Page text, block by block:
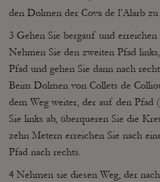
den Dolmen der Cova de l’Alarb
3 Gehen Sie bergauf und
Nehmen Sie den zweiten Pfad
Pfad und gehen Sie dann nach
Beim Dolmen von Collets de
dem Weg weiter, der auf den Pfad
Sie links ab, überqueren Sie die
zehn Metern erreichen Sie nach
Pfad nach rechts.
4 Nehmen sie diesen Weg, der